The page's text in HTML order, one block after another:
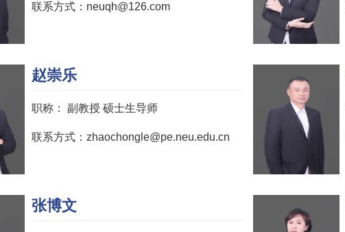
联系方式：neuqh@126.com
赵崇乐
职称： 副教授 硕士生导师
联系方式：zhaochongle@pe.neu.edu.cn
张博文